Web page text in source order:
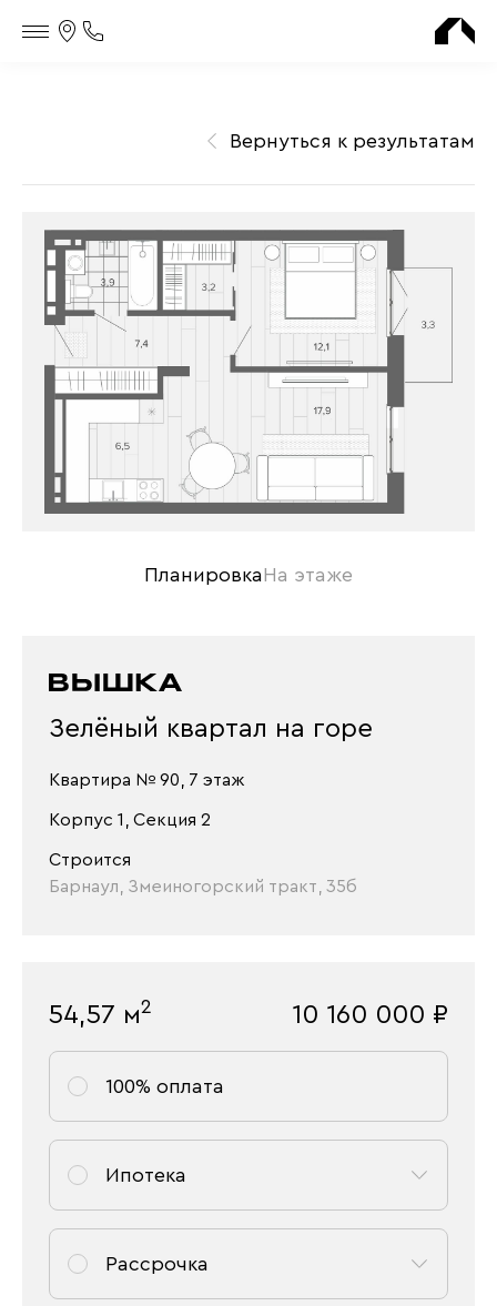
Контакты
Телефон
Вернуться к результатам
ПланировкаНа этаже
Зелёный квартал на горе
Квартира № 90, 7 этаж
Корпус 1, Секция 2
Строится
Барнаул, Змеиногорский тракт, 35б
54,57 м2 10 160 000 ₽
100% оплата
Ипотека
Рассрочка